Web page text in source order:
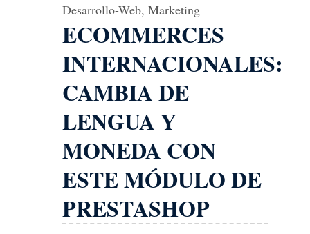
Desarrollo-Web, Marketing
ECOMMERCES
INTERNACIONALES:
CAMBIA DE
LENGUA Y
MONEDA CON
ESTE MÓDULO DE
PRESTASHOP